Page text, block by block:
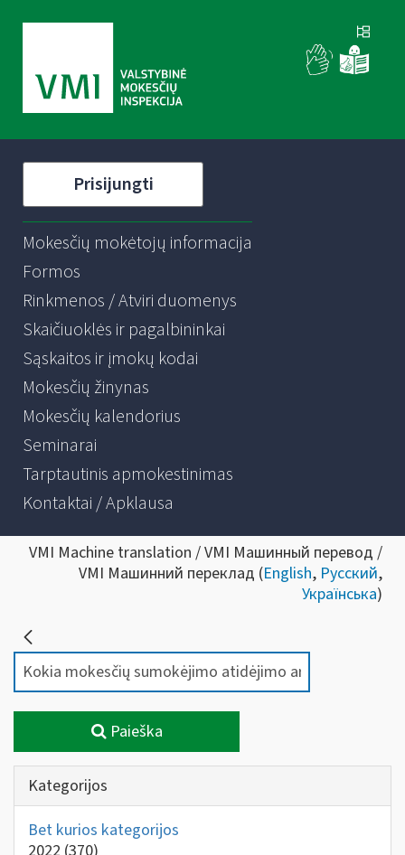
Prisijungti
Mokesčių mokėtojų informacija
Formos
Rinkmenos / Atviri duomenys
Skaičiuoklės ir pagalbininkai
Sąskaitos ir įmokų kodai
Mokesčių žinynas
Mokesčių kalendorius
Seminarai
Tarptautinis apmokestinimas
Kontaktai / Apklausa
VMI Machine translation / VMI Машинный перевод /
VMI Машинний переклад (English, Русский,
Українська)
Paieška
Kategorijos
Bet kurios kategorijos